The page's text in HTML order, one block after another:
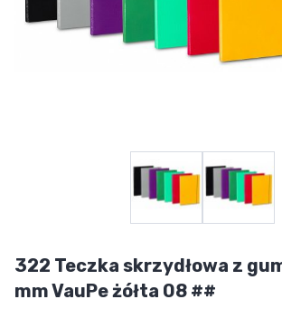
322 Teczka skrzydłowa z
mm VauPe żółta 08 ##